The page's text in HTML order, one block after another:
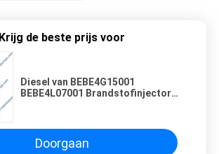
Krijg de beste prijs voor
Diesel van BEBE4G15001
BEBE4L07001 Brandstofinjector
Doorgaan